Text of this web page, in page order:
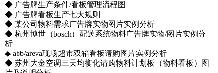
◆ 广告牌生产条件/看板管理流程图
◆ 广告牌看板生产七大规则
◆ 某公司物料需求广告牌实物图片实例分析
◆ 杭州博世（bosch）配送系统物料广告牌实物/图片实例分
析
◆ abb/areva现场超市双箱看板请购图片实例分析
◆ 苏州大金空调三天均衡化请购物料计划板（物料看板）图